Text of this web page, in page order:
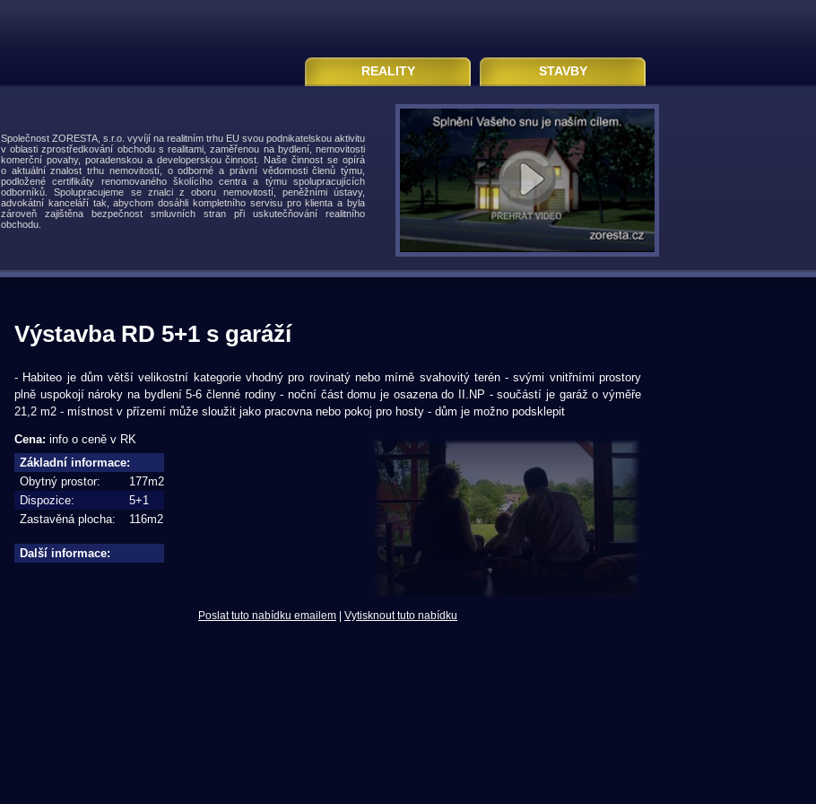
REALITY STAVBY
Společnost ZORESTA, s.r.o. vyvíjí na realitním trhu EU svou podnikatelskou aktivitu
v oblasti zprostředkování obchodu s realitami, zaměřenou na bydlení, nemovitosti
komerční povahy, poradenskou a developerskou činnost. Naše činnost se opírá
o aktuální znalost trhu nemovitostí, o odborné a právní vědomosti členů týmu,
podložené certifikáty renomovaného školícího centra a týmu spolupracujících
odborníků. Spolupracujeme se znalci z oboru nemovitostí, peněžními ústavy,
advokátní kanceláří tak, abychom dosáhli kompletního servisu pro klienta a byla
zároveň zajištěna bezpečnost smluvních stran při uskutečňování realitního
obchodu.
Výstavba RD 5+1 s garáží
- Habiteo je dům větší velikostní kategorie vhodný pro rovinatý nebo mírně svahovitý terén - svými vnitřními prostory
plně uspokojí nároky na bydlení 5-6 členné rodiny - noční část domu je osazena do II.NP - součástí je garáž o výměře
21,2 m2 - místnost v přízemí může sloužit jako pracovna nebo pokoj pro hosty - dům je možno podsklepit
Cena: info o ceně v RK
Základní informace:
Obytný prostor:
177m2
Dispozice:
5+1
Zastavěná plocha:
116m2
Další informace:
Poslat tuto nabídku emailem Vytisknout tuto nabídku